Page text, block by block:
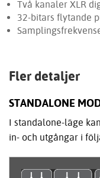
Två kanaler XLR
32-bitars flytande
Fler detaljer
STANDALONE
I standalone-läge
in- och utgångar i